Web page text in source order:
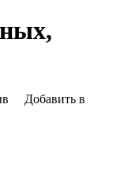
Добавить в